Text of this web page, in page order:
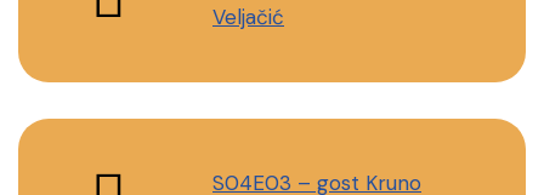
Veljačić
S04E03 – gost Kruno